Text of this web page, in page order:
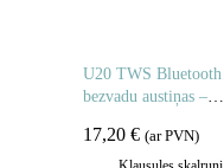
U20 TWS Bluetooth
bezvadu austiņas –
17,20 € (ar PVN)